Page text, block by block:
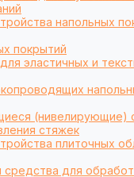
напольных
покрытий
эластичных и
(нивелирующие)
стяжек
плиточных
средства для